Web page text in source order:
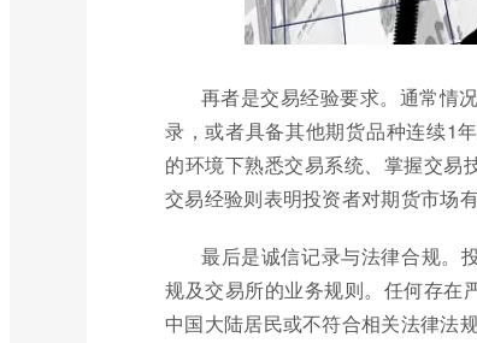
再者是交易经验要求。通常情
录，或者具备其他期货品种连续1
的环境下熟悉交易系统、掌握交易
交易经验则表明投资者对期货市场
最后是诚信记录与法律合规。
规及交易所的业务规则。任何存在
中国大陆居民或不符合相关法律法